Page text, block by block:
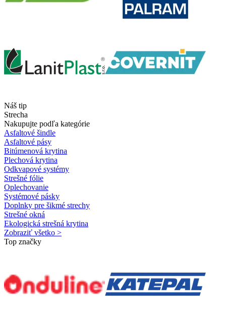
Náš tip
Strecha
Nakupujte podľa kategórie
Asfaltové šindle
Asfaltové pásy
Bitúmenová krytina
Plechová krytina
Odkvapové systémy
Strešné fólie
Oplechovanie
Systémové pásky
Doplnky pre šikmé strechy
Strešné okná
Ekologická strešná krytina
Zobraziť všetko >
Top značky